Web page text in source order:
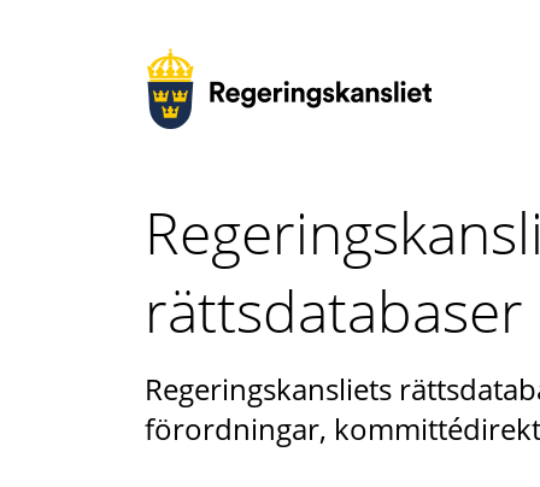
rättsdatabaser
Regeringskansliets
förordningar,